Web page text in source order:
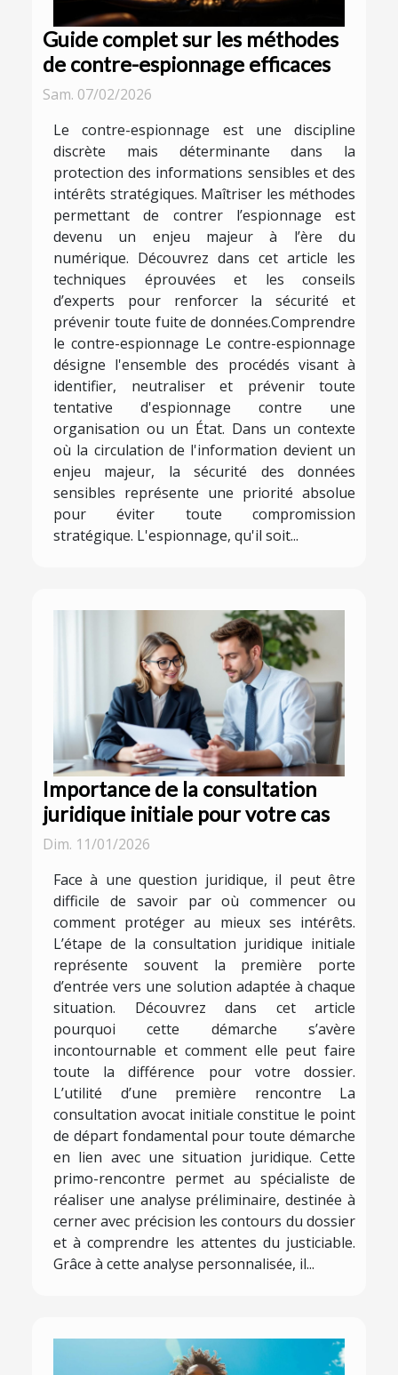
Guide complet sur les méthodes
de contre-espionnage efficaces
Sam. 07/02/2026
Le contre-espionnage est une discipline
discrète mais déterminante dans la
protection des informations sensibles et des
intérêts stratégiques. Maîtriser les méthodes
permettant de contrer l’espionnage est
devenu un enjeu majeur à l’ère du
numérique. Découvrez dans cet article les
techniques éprouvées et les conseils
d’experts pour renforcer la sécurité et
prévenir toute fuite de données.Comprendre
le contre-espionnage Le contre-espionnage
désigne l'ensemble des procédés visant à
identifier, neutraliser et prévenir toute
tentative d'espionnage contre une
organisation ou un État. Dans un contexte
où la circulation de l'information devient un
enjeu majeur, la sécurité des données
sensibles représente une priorité absolue
pour éviter toute compromission
stratégique. L'espionnage, qu'il soit...
Importance de la consultation
juridique initiale pour votre cas
Dim. 11/01/2026
Face à une question juridique, il peut être
difficile de savoir par où commencer ou
comment protéger au mieux ses intérêts.
L’étape de la consultation juridique initiale
représente souvent la première porte
d’entrée vers une solution adaptée à chaque
situation. Découvrez dans cet article
pourquoi cette démarche s’avère
incontournable et comment elle peut faire
toute la différence pour votre dossier.
L’utilité d’une première rencontre La
consultation avocat initiale constitue le point
de départ fondamental pour toute démarche
en lien avec une situation juridique. Cette
primo-rencontre permet au spécialiste de
réaliser une analyse préliminaire, destinée à
cerner avec précision les contours du dossier
et à comprendre les attentes du justiciable.
Grâce à cette analyse personnalisée, il...